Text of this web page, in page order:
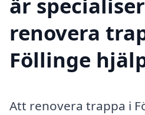
renovera
Föllinge
Att renovera trappa i